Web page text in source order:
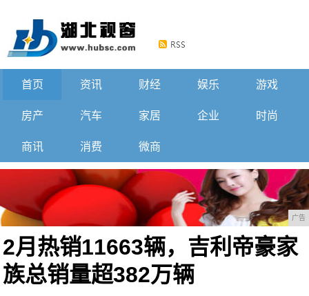
首页 资讯 财经 娱乐 游戏
房产 汽车 家居 企业 时尚
商讯 消费 微商
广告
2月热销11663辆，吉利帝豪家
族总销量超382万辆